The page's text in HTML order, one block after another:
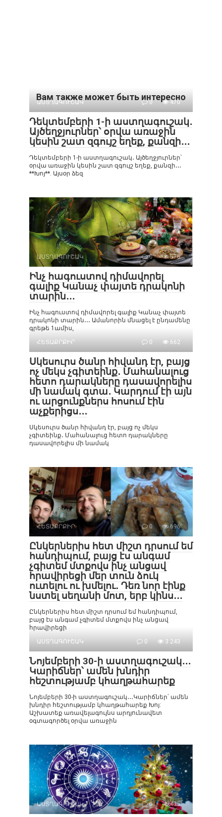
Вам также может быть интересно
ԱՍՏՂԱԳՈՒՇԱԿ 0 470
Դեկտեմբերի 1-ի աստղագուշակ․
Այծեղջյուրներ՝ օրվա առաջին
կեսին շատ զգույշ եղեք, քանզի․․․
Դեկտեմբերի 1-ի աստղագուշակ․ Այծեղջյուրներ՝
օրվա առաջին կեսին շատ զգույշ եղեք, քանզի․․․
**Խոյ**. Այսօր ձեզ
ԱՍՏՂԱԳՈՒՇԱԿ 0 576
Ինչ հագուստով դիմավորել
գալիք Կանաչ փայտե դրակոնի
տարին․․․
Ինչ հագուստով դիմավորել գալիք Կանաչ փայտե
դրակոնի տարին․․․ Ամանորին մնացել է ընդամենը
գրեթե 1ամիս,
ՀԵՏԱՔՐՔԻՐ
0 662
Սկեսուրս ծանր հիվանդ էր, բայց
ոչ մեկս չգիտեինք․ Մահանալուց
հետո դարակները դասավորելիս
մի նամակ գտա․ Կարդում էի այն
ու արցունքներս հոսում էին
աչքերիցս․․․
Սկեսուրս ծանր հիվանդ էր, բայց ոչ մեկս
չգիտեինք․ Մահանալուց հետո դարակները
դասավորելիս մի նամակ
ՀԵՏԱՔՐՔԻՐ 0 696
Ընկերներիս հետ միշտ դրսում եմ
հանդիպում, բայց էս անգամ
չգիտեմ մտքովս ինչ անցավ
հրավիրեցի մեր տուն ձուկ
ուտելու ու խմելու․ Դեռ նոր էինք
նստել սեղանի մոտ, երբ կինս․․․
Ընկերներիս հետ միշտ դրսում եմ հանդիպում,
բայց էս անգամ չգիտեմ մտքովս ինչ անցավ
հրավիրեցի
ԱՍՏՂԱԳՈՒՇԱԿ
0 3 243
Նոյեմբերի 30-ի աստղագուշակ․․․
Կարիճներ՝ ամեն խնդիր
հեշտությամբ կհաղթահարեք
Նոյեմբերի 30-ի աստղագուշակ․․․Կարիճներ՝ ամեն
խնդիր հեշտությամբ կհաղթահարեք Խոյ:
Աշխատեք առավելագույնս արդյունավետ
օգտագործել օրվա առաջին
ԱՍՏՂԱԳՈՒՇԱԿ 0 475